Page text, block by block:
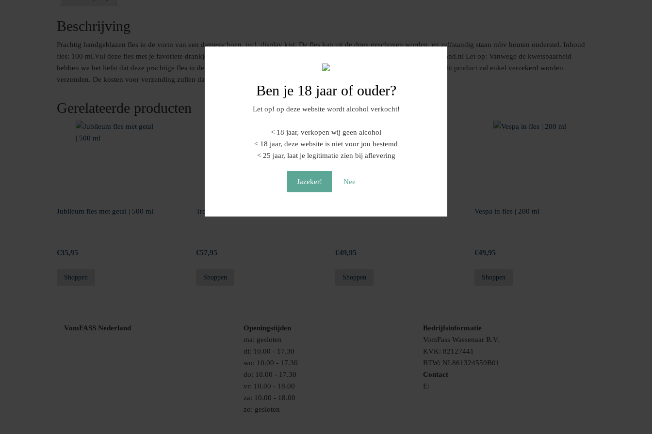
Ben je 18 jaar of ouder?
Let op! op deze website wordt alcohol verkocht!
< 18 jaar, verkopen wij geen alcohol
< 18 jaar, deze website is niet voor jou bestemd
< 25 jaar, laat je legitimatie zien bij aflevering
Jazeker! Nee
Beschrijving
Prachtig handgeblazen fles in de vorm van een damesschoen, incl. display kist. De fles kan uit de doos geschoven worden, en zelfstandig staan mbv houten onderstel. Inhoud
fles: 100 ml.Vul deze fles met je favoriete drankje! Prijs incl. inhoud weten? Gebruik de chat, of mail naar info@vomfass-nederland.nl Let op: Vanwege de kwetsbaarheid
hebben we het liefst dat deze prachtige fles in de winkel wordt afgehaald. Lukt dat niet? Verzenden is natuurlijk mogelijk, maar dit product zal enkel verzekerd worden
verzonden. De kosten voor verzending zullen daarom iets hoger zijn dan de standaard verzendkosten.
Gerelateerde producten
Jubileum fles met getal | 500 ml
€35,95
Shoppen
Trouwringen in fles | 350 ml
€57,95
Shoppen
€49,95
Shoppen
Vespa in fles | 200 ml
€49,95
Shoppen
VomFASS Nederland
Openingstijden
ma: gesloten
di: 10.00 - 17.30
wo: 10.00 - 17.30
do: 10.00 - 17.30
vr: 10.00 - 18.00
za: 10.00 - 18.00
zo: gesloten
Bedrijfsinformatie
VomFass Wassenaar B.V.
KVK: 82127441
BTW: NL861324559B01
Contact
E: